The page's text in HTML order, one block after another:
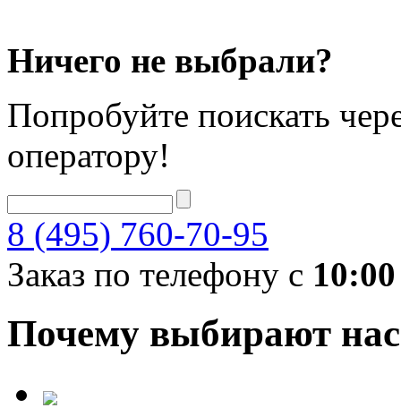
Ничего не выбрали?
Попробуйте поискать
оператору!
8 (495) 760-70-95
Заказ по телефону с 10:00
Почему выбирают нас